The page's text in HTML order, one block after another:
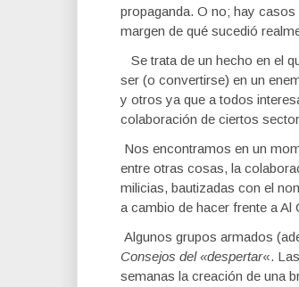
propaganda. O no; hay
margen de qué sucedió
Se trata de un hecho en el
ser (o convertirse) en un
y otros ya que a todos
colaboración de ciertos
Nos encontramos en un
entre otras cosas, la
milicias, bautizadas con el
a cambio de hacer frente a
Algunos grupos armados
Consejos del «despertar«.
semanas la creación de una